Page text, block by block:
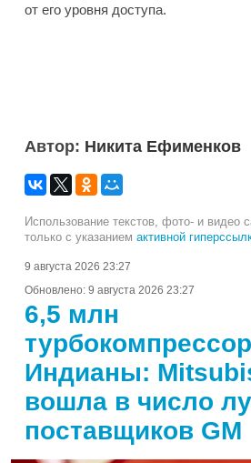
от его уровня доступа.
Автор: Никита Ефименков
Использование текстов, фото- и видео
только с указанием активной
9 августа 2026 23:27
Обновлено: 9 августа 2026 23:27
6,5 млн
Индианы:
вошла в число
поставщиков GM